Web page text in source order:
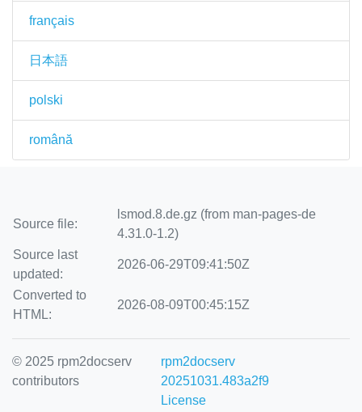
français
日本語
polski
română
Source file:
lsmod.8.de.gz (from man-pages-de
4.31.0-1.2)
Source last
updated:
2026-06-29T09:41:50Z
Converted to
HTML:
2026-08-09T00:45:15Z
© 2025 rpm2docserv
contributors
rpm2docserv
20251031.483a2f9
License